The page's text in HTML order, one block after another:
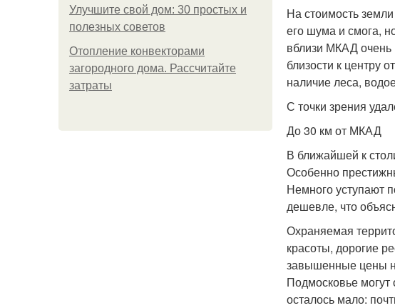
Улучшите свой дом: 30 простых и
полезных советов
Отопление конвекторами
загородного дома. Рассчитайте
затраты
На стоимость
его шума и смога,
вблизи МКАД очень
близости к центру
наличие леса,
С точки зрения
До 30 км от МКАД
В ближайшей к
Особенно
Немного уступают
дешевле, что
Охраняемая
красоты, дорогие
завышенные цены
Подмосковье могут
осталось мало: